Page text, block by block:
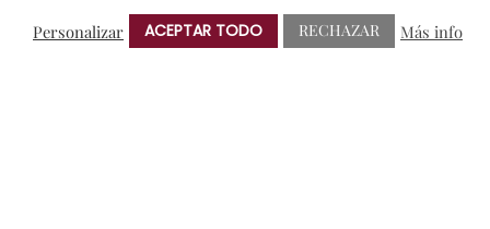
Personalizar
ACEPTAR TODO RECHAZAR Más info